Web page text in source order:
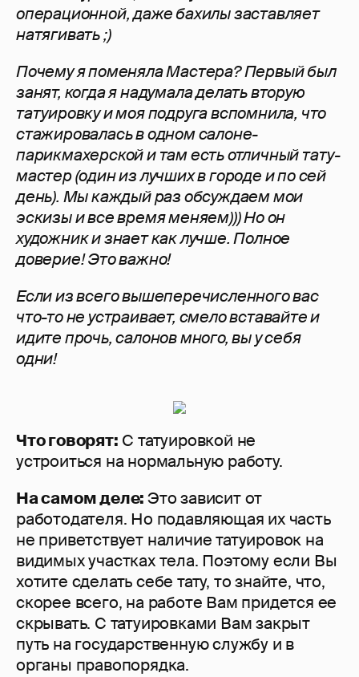
операционной, даже бахилы заставляет
натягивать ;)
Почему я поменяла Мастера? Первый был
занят, когда я надумала делать вторую
татуировку и моя подруга вспомнила, что
стажировалась в одном салоне-
парикмахерской и там есть отличный тату-
мастер (один из лучших в городе и по сей
день). Мы каждый раз обсуждаем мои
эскизы и все время меняем))) Но он
художник и знает как лучше. Полное
доверие! Это важно!
Если из всего вышеперечисленного вас
что-то не устраивает, смело вставайте и
идите прочь, салонов много, вы у себя
одни!
Что говорят: С татуировкой не
устроиться на нормальную работу.
На самом деле:Это зависит от
работодателя. Но подавляющая их часть
не приветствует наличие татуировок на
видимых участках тела. Поэтому если Вы
хотите сделать себе тату, то знайте, что,
скорее всего, на работе Вам придется ее
скрывать. С татуировками Вам закрыт
путь на государственную службу и в
органы правопорядка.